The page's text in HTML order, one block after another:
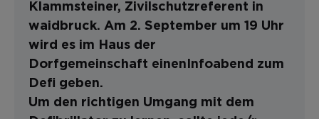
Klammsteiner, Zivilschutzreferent in
waidbruck. Am 2. September um 19 Uhr
wird es im Haus der
Dorfgemeinschaft einenInfoabend zum
Defi geben.
Um den richtigen Umgang mit dem